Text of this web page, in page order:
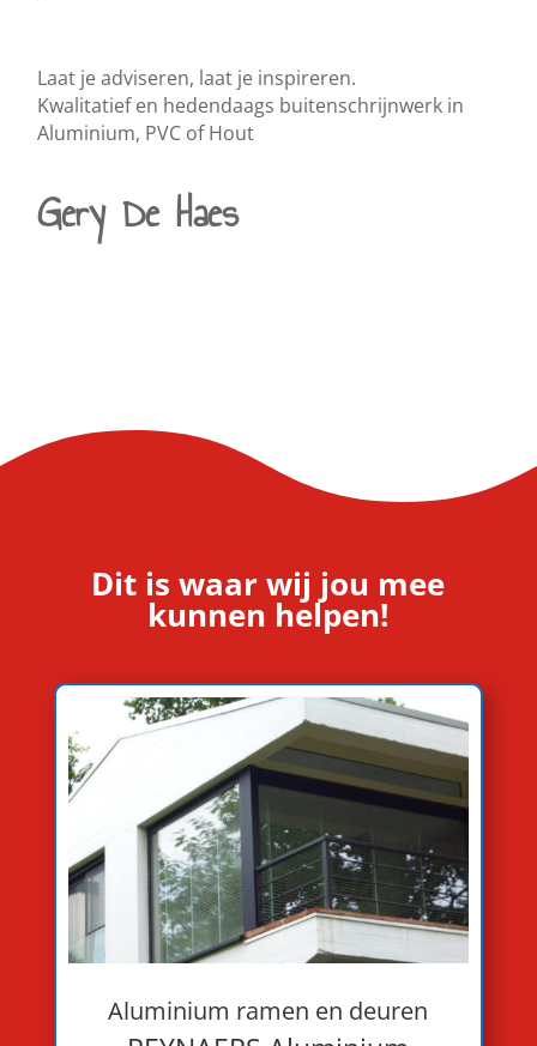
Laat je adviseren, laat je inspireren.
Kwalitatief en hedendaags buitenschrijnwerk in
Aluminium, PVC of Hout
Gery De Haes
Dit is waar wij jou mee
kunnen helpen!
Aluminium ramen en deuren